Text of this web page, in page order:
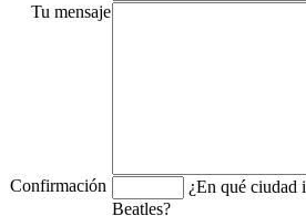
Tu mensaje
Confirmación
¿En qué ciudad
Beatles?